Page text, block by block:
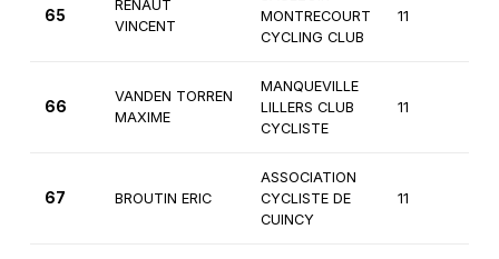
65
RENAUT
VINCENT
MONTRECOURT
CYCLING CLUB
11
66
VANDEN TORREN
MAXIME
MANQUEVILLE
LILLERS CLUB
CYCLISTE
11
67 BROUTIN ERIC
ASSOCIATION
CYCLISTE DE
CUINCY
11